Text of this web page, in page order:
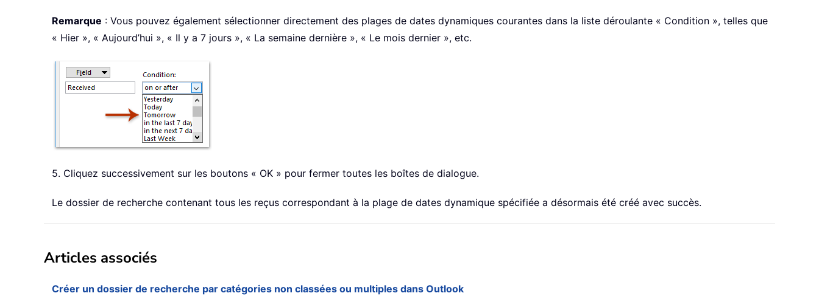
Remarque : Vous pouvez également sélectionner directement des plages de dates dynamiques courantes dans la liste déroulante « Condition », telles que
« Hier », « Aujourd’hui », « Il y a 7 jours », « La semaine dernière », « Le mois dernier », etc.
5. Cliquez successivement sur les boutons « OK » pour fermer toutes les boîtes de dialogue.
Le dossier de recherche contenant tous les reçus correspondant à la plage de dates dynamique spécifiée a désormais été créé avec succès.
Articles associés
Créer un dossier de recherche par catégories non classées ou multiples dans Outlook